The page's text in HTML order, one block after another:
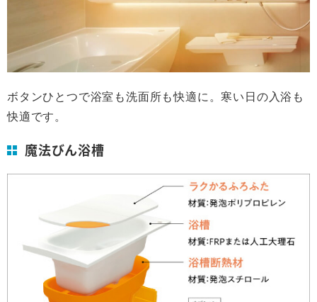
ボタンひとつで浴室も洗面所も快適に。寒い日の入浴も
快適です。
魔法びん浴槽